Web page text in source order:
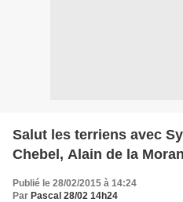
Salut les terriens avec
Chebel, Alain de la
Publié le 28/02/2015 à 14:24
Par Pascal 28/02 14h24